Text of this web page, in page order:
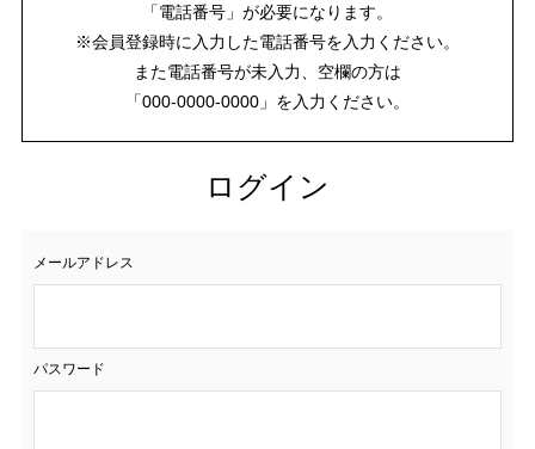
「電話番号」が必要になります。
※会員登録時に入力した電話番号を入力ください。
また電話番号が未入力、空欄の方は
「000-0000-0000」を入力ください。
ログイン
メールアドレス
パスワード